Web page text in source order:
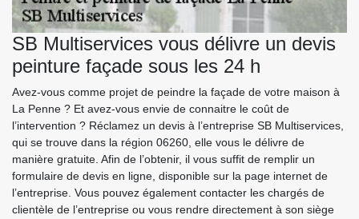
SB Multiservices vous délivre un devis
peinture façade sous les 24 h
Avez-vous comme projet de peindre la façade de votre maison à
La Penne ? Et avez-vous envie de connaitre le coût de
l’intervention ? Réclamez un devis à l’entreprise SB Multiservices,
qui se trouve dans la région 06260, elle vous le délivre de
manière gratuite. Afin de l’obtenir, il vous suffit de remplir un
formulaire de devis en ligne, disponible sur la page internet de
l’entreprise. Vous pouvez également contacter les chargés de
clientèle de l’entreprise ou vous rendre directement à son siège